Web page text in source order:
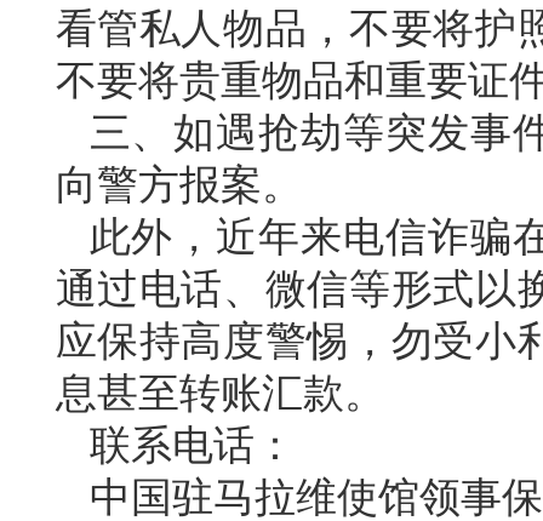
看管私人物品，不要将护
不要将贵重物品和重要证
三、如遇抢劫等突发事
向警方报案。
此外，近年来电信诈骗
通过电话、微信等形式以
应保持高度警惕，勿受小
息甚至转账汇款。
联系电话：
中国驻马拉维使馆领事